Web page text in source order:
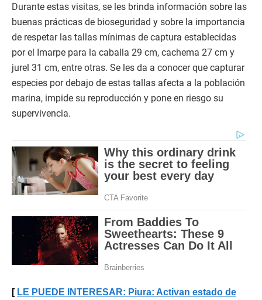
Durante estas visitas, se les brinda información sobre las
buenas prácticas de bioseguridad y sobre la importancia
de respetar las tallas mínimas de captura establecidas
por el Imarpe para la caballa 29 cm, cachema 27 cm y
jurel 31 cm, entre otras. Se les da a conocer que capturar
especies por debajo de estas tallas afecta a la población
marina, impide su reproducción y pone en riesgo su
supervivencia.
LE PUEDE INTERESAR: Piura: Activan estado de